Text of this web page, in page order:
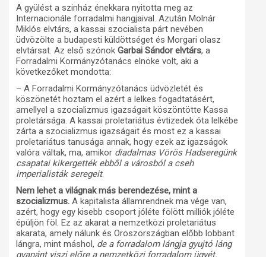
A gyülést a szinház énekkara nyitotta meg az
Internacionále forradalmi hangjaival. Azután Molnár
Miklós elvtárs, a kassai szocialista párt nevében
üdvözölte a budapesti küldöttséget és Morgari olasz
elvtársat. Az első szónok Garbai Sándor elvtárs, a
Forradalmi Kormányzótanács elnöke volt, aki a
következőket mondotta:
– A Forradalmi Kormányzótanács üdvözletét és
köszönetét hoztam el azért a lelkes fogadtatásért,
amellyel a szocializmus igazságait köszöntötte Kassa
proletársága. A kassai proletariátus évtizedek óta lelkébe
zárta a szocializmus igazságait és most ez a kassai
proletariátus tanusága annak, hogy ezek az igazságok
valóra váltak, ma, amikor diadalmas Vörös Hadseregünk
csapatai kikergették ebből a városból a cseh
imperialisták seregeit.
Nem lehet a világnak más berendezése, mint a
szocializmus. A kapitalista államrendnek ma vége van,
azért, hogy egy kisebb csoport jóléte fölött milliók jóléte
épüljön föl. Ez az akarat a nemzetközi proletariátus
akarata, amely nálunk és Oroszországban előbb lobbant
lángra, mint máshol, de a forradalom lángja gyujtó láng
gyanánt viszi előre a nemzetközi forradalom ügyét.